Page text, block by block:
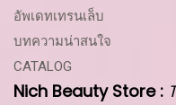
อัพเดทเทรนเล็บ
บทความน่าสนใจ
CATALOG
Nich Beauty Store :